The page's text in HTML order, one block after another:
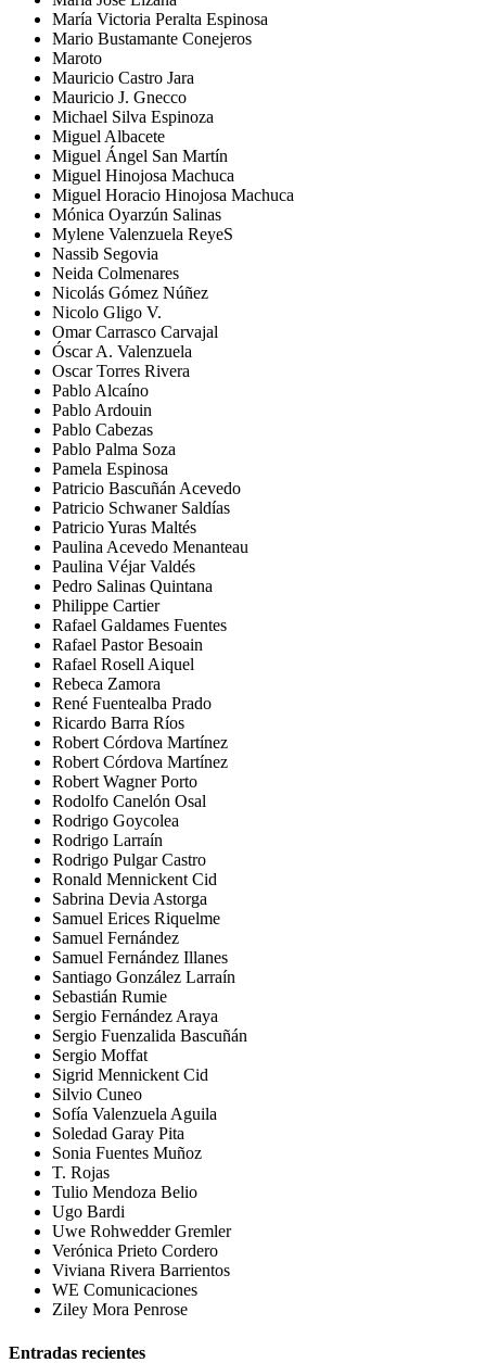
María Victoria Peralta Espinosa
Mario Bustamante Conejeros
Maroto
Mauricio Castro Jara
Mauricio J. Gnecco
Michael Silva Espinoza
Miguel Albacete
Miguel Ángel San Martín
Miguel Hinojosa Machuca
Miguel Horacio Hinojosa Machuca
Mónica Oyarzún Salinas
Mylene Valenzuela ReyeS
Nassib Segovia
Neida Colmenares
Nicolás Gómez Núñez
Nicolo Gligo V.
Omar Carrasco Carvajal
Óscar A. Valenzuela
Oscar Torres Rivera
Pablo Alcaíno
Pablo Ardouin
Pablo Cabezas
Pablo Palma Soza
Pamela Espinosa
Patricio Bascuñán Acevedo
Patricio Schwaner Saldías
Patricio Yuras Maltés
Paulina Acevedo Menanteau
Paulina Véjar Valdés
Pedro Salinas Quintana
Philippe Cartier
Rafael Galdames Fuentes
Rafael Pastor Besoain
Rafael Rosell Aiquel
Rebeca Zamora
René Fuentealba Prado
Ricardo Barra Ríos
Robert Córdova Martínez
Robert Córdova Martínez
Robert Wagner Porto
Rodolfo Canelón Osal
Rodrigo Goycolea
Rodrigo Larraín
Rodrigo Pulgar Castro
Ronald Mennickent Cid
Sabrina Devia Astorga
Samuel Erices Riquelme
Samuel Fernández
Samuel Fernández Illanes
Santiago González Larraín
Sebastián Rumie
Sergio Fernández Araya
Sergio Fuenzalida Bascuñán
Sergio Moffat
Sigrid Mennickent Cid
Silvio Cuneo
Sofía Valenzuela Aguila
Soledad Garay Pita
Sonia Fuentes Muñoz
T. Rojas
Tulio Mendoza Belio
Ugo Bardi
Uwe Rohwedder Gremler
Verónica Prieto Cordero
Viviana Rivera Barrientos
WE Comunicaciones
Ziley Mora Penrose
Entradas recientes